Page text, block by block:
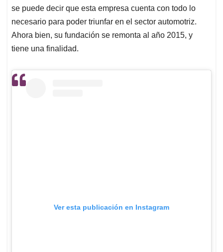
se puede decir que esta empresa cuenta con todo lo
necesario para poder triunfar en el sector automotriz.
Ahora bien, su fundación se remonta al año 2015, y
tiene una finalidad.
Ver esta publicación en Instagram